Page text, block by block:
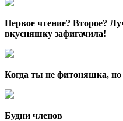
Первое чтение? Второе?
вкусняшку зафигачила!
Когда ты не фитоняшка,
Будни членов